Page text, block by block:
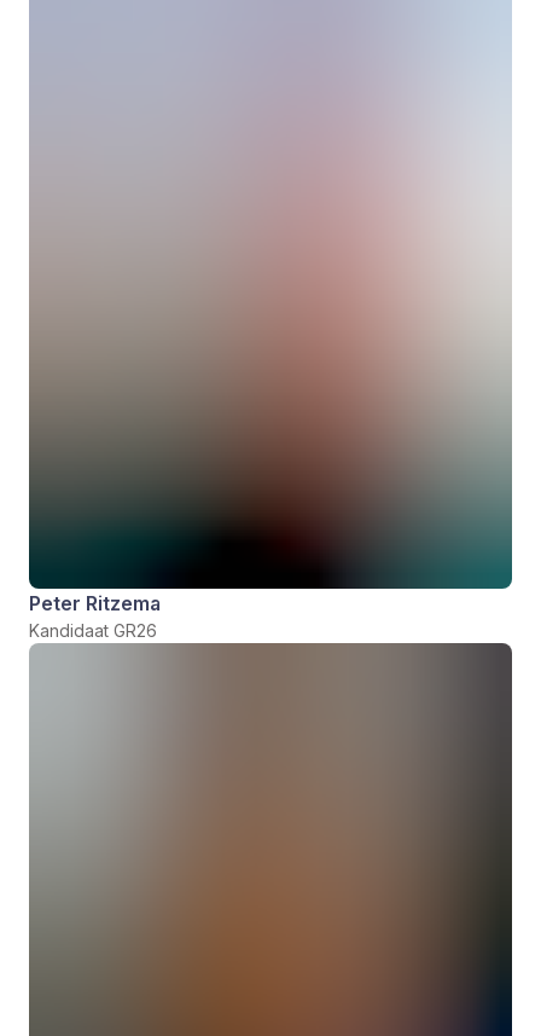
Peter Ritzema
Kandidaat GR26